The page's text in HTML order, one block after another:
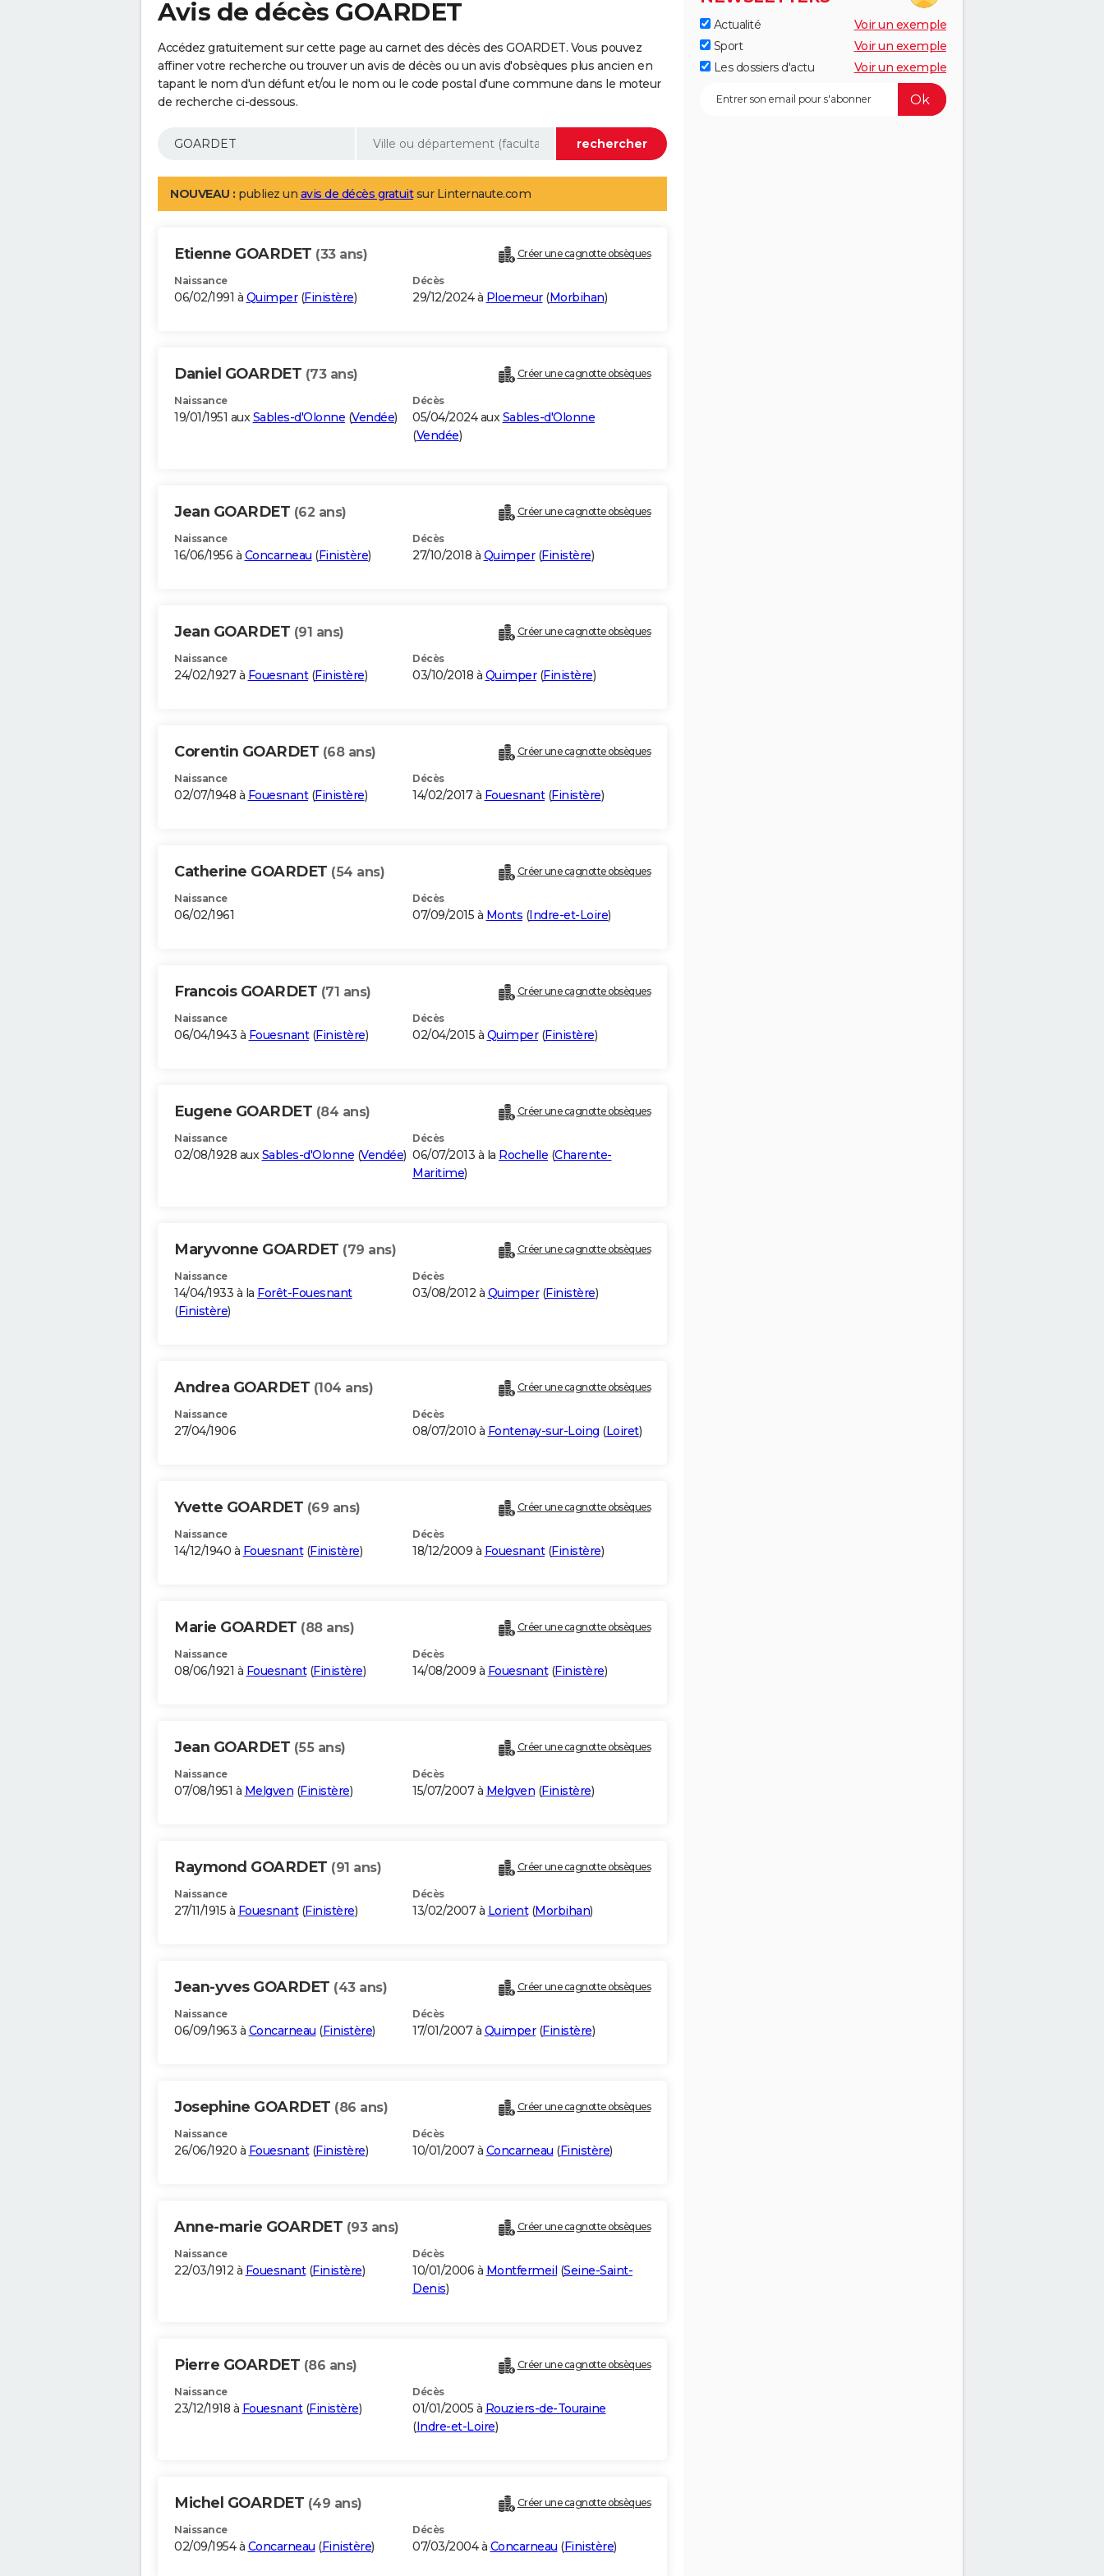
Avis de décès GOARDET
Accédez gratuitement sur cette page au carnet des décès des GOARDET. Vous pouvez
affiner votre recherche ou trouver un avis de décès ou un avis d'obsèques plus ancien en
tapant le nom d'un défunt et/ou le nom ou le code postal d'une commune dans le moteur
de recherche ci-dessous.
NOUVEAU : publiez un avis de décès gratuitsur Linternaute.com
Etienne GOARDET (33 ans) Créer une cagnotte obsèques
Naissance
06/02/1991 à Quimper(Finistère)
Décès
29/12/2024 à Ploemeur(Morbihan)
Daniel GOARDET (73 ans) Créer une cagnotte obsèques
Naissance
19/01/1951 auxSables-d'Olonne (Vendée)
Décès
05/04/2024 auxSables-d'Olonne
(Vendée)
Jean GOARDET (62 ans) Créer une cagnotte obsèques
Naissance
16/06/1956 à Concarneau (Finistère)
Décès
27/10/2018 à Quimper(Finistère)
Jean GOARDET (91 ans) Créer une cagnotte obsèques
Naissance
24/02/1927 à Fouesnant(Finistère)
Décès
03/10/2018 à Quimper(Finistère)
Corentin GOARDET (68 ans) Créer une cagnotte obsèques
Naissance
02/07/1948 à Fouesnant(Finistère)
Décès
14/02/2017 à Fouesnant(Finistère)
Catherine GOARDET (54 ans) Créer une cagnotte obsèques
Naissance
06/02/1961
Décès
07/09/2015 à Monts (Indre-et-Loire)
Francois GOARDET (71 ans) Créer une cagnotte obsèques
Naissance
06/04/1943 à Fouesnant(Finistère)
Décès
02/04/2015 à Quimper(Finistère)
Eugene GOARDET (84 ans) Créer une cagnotte obsèques
Naissance
02/08/1928 auxSables-d'Olonne (Vendée)
Décès
06/07/2013 à la Rochelle (Charente-
Maritime)
Maryvonne GOARDET (79 ans) Créer une cagnotte obsèques
Naissance
14/04/1933 à la Forêt-Fouesnant
(Finistère)
Décès
03/08/2012 à Quimper(Finistère)
Andrea GOARDET (104 ans) Créer une cagnotte obsèques
Naissance
27/04/1906
Décès
08/07/2010 à Fontenay-sur-Loing (Loiret)
Yvette GOARDET (69 ans) Créer une cagnotte obsèques
Naissance
14/12/1940 à Fouesnant(Finistère)
Décès
18/12/2009 à Fouesnant(Finistère)
Marie GOARDET (88 ans) Créer une cagnotte obsèques
Naissance
08/06/1921 à Fouesnant(Finistère)
Décès
14/08/2009 à Fouesnant(Finistère)
Jean GOARDET (55 ans) Créer une cagnotte obsèques
Naissance
07/08/1951 à Melgven (Finistère)
Décès
15/07/2007 à Melgven (Finistère)
Raymond GOARDET (91 ans) Créer une cagnotte obsèques
Naissance
27/11/1915 à Fouesnant(Finistère)
Décès
13/02/2007 à Lorient(Morbihan)
Jean-yves GOARDET (43 ans) Créer une cagnotte obsèques
Naissance
06/09/1963 à Concarneau (Finistère)
Décès
17/01/2007 à Quimper(Finistère)
Josephine GOARDET (86 ans) Créer une cagnotte obsèques
Naissance
26/06/1920 à Fouesnant(Finistère)
Décès
10/01/2007 à Concarneau (Finistère)
Anne-marie GOARDET (93 ans) Créer une cagnotte obsèques
Naissance
22/03/1912 à Fouesnant(Finistère)
Décès
10/01/2006 à Montfermeil (Seine-Saint-
Denis)
Pierre GOARDET (86 ans) Créer une cagnotte obsèques
Naissance
23/12/1918 à Fouesnant(Finistère)
Décès
01/01/2005 à Rouziers-de-Touraine
(Indre-et-Loire)
Michel GOARDET (49 ans) Créer une cagnotte obsèques
Naissance
02/09/1954 à Concarneau (Finistère)
Décès
07/03/2004 à Concarneau (Finistère)
Actualité
Voir un exemple
Sport
Voir un exemple
Les dossiers d'actu
Voir un exemple